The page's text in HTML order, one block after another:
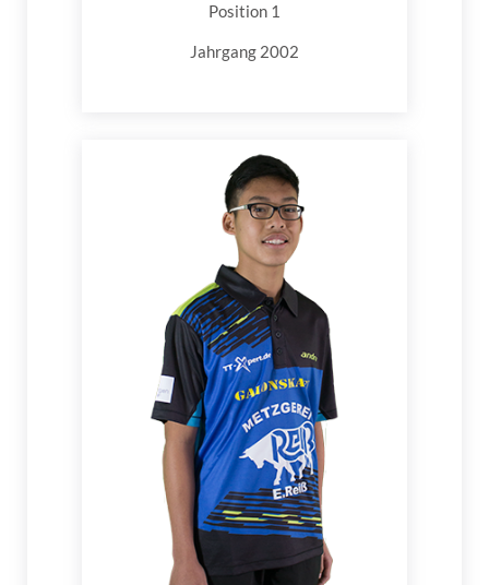
Position 1
Jahrgang 2002